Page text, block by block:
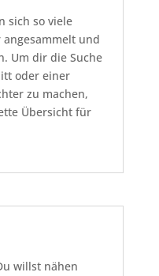
sich so viele
und
Um dir die Suche
oder einer
zu machen,
Übersicht für
willst nähen